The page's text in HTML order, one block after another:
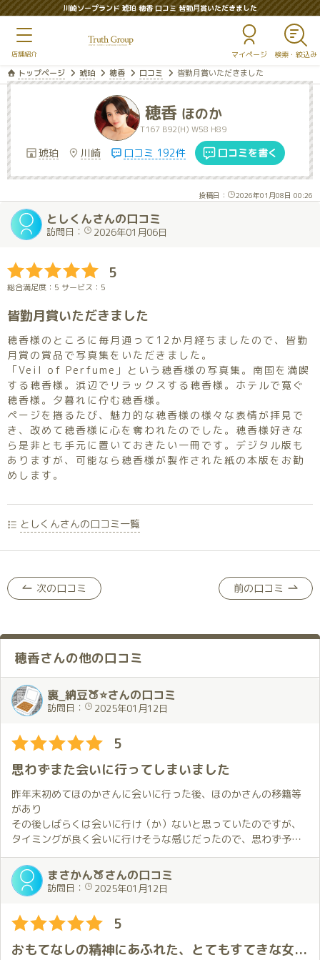
川崎ソープランド 琥珀 穂香 口コミ 皆勤月賞いただきました
マイページ
トップページ 琥珀 穂香 口コミ 皆勤月賞いただきました
穂香 ほのか
T167 B92(H) W58 H89
琥珀 川崎 口コミ 192件 口コミを書く
投稿日： 2026年01月08日 00:26
としくんさんの口コミ
訪問日： 2026年01月06日
5
総合満足度：5 サービス：5
皆勤月賞いただきました
穂香様のところに毎月通って12か月経ちましたので、皆勤
月賞の賞品で写真集をいただきました。
「Veil of Perfume」という穂香様の写真集。南国を満喫
する穂香様。浜辺でリラックスする穂香様。ホテルで寛ぐ
穂香様。夕暮れに佇む穂香様。
ページを捲るたび、魅力的な穂香様の様々な表情が拝見で
き、改めて穂香様に心を奪われたのでした。穂香様好きな
ら是非とも手元に置いておきたい一冊です。デジタル版も
ありますが、可能なら穂香様が製作された紙の本版をお勧
めします。
としくんさんの口コミ一覧
次の口コミ 前の口コミ
穂香さんの他の口コミ
裏_納豆🍑⭐さんの口コミ
訪問日： 2025年01月12日
5
思わずまた会いに行ってしまいました
昨年末初めてほのかさんに会いに行った後、ほのかさんの移籍等
があり
その後しばらくは会いに行け（か）ないと思っていたのですが、
タイミングが良く会いに行けそうな感じだったので、思わず予約
を入れて
いました。
ほのかさんが移籍された琥珀さんがある川崎は全く土地勘が無い
ので、
今回は往復とも送迎を利用させてもらいました。
送迎も含め、スタッフさんの応対は素晴らしかったです。
まさかん🍑さんの口コミ
訪問日： 2025年01月12日
5
おもてなしの精神にあふれた、とてもすてきな女性です。